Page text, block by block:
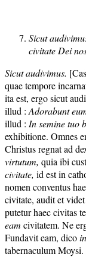
Sicut
civitate Dei
Sicut audivimus.
quae tempore
ita est, ergo sicut
illud : Adorabunt
illud : In semine tuo
exhibitione. Omnes
Christus regnat ad
virtutum, quia ibi
civitate, id est in
nomen conventus
civitate, audit et
putetur haec civitas
eam civitatem. Ne
Fundavit eam, dicoin
tabernaculum Moysi.